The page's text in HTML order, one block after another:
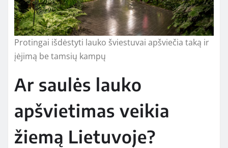
Protingai išdėstyti lauko šviestuvai apšviečia taką ir
įėjimą be tamsių kampų
Ar saulės lauko
apšvietimas veikia
žiemą Lietuvoje?